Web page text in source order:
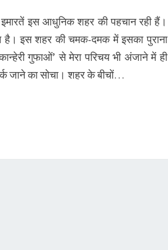
इमारतें इस आधुनिक शहर की पहचान रही हैं।
है। इस शहर की चमक-दमक में इसका पुराना
गुफाओं’ से मेरा परिचय भी अंजाने में ही
जाने का सोचा। शहर के बीचों…